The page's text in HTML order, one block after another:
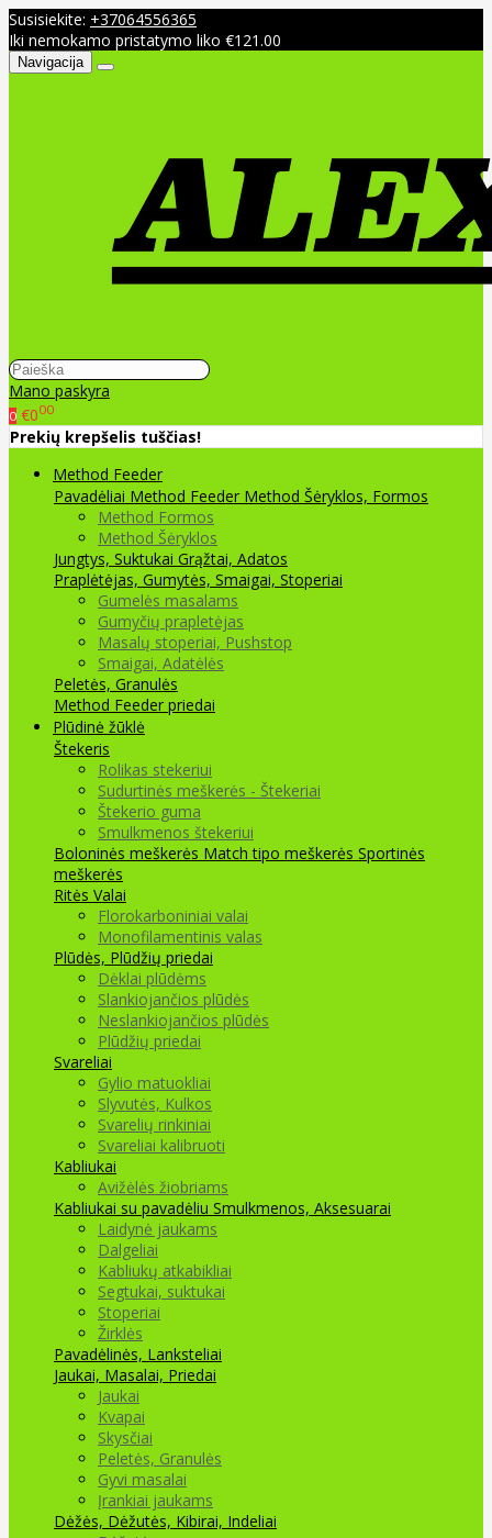
Susisiekite: +37064556365
Iki nemokamo pristatymo liko €121.00
Navigacija
Mano paskyra
0 €000
Prekių krepšelis tuščias!
Method Feeder
Pavadėliai Method Feeder Method Šėryklos, Formos
Method Formos
Method Šėryklos
Jungtys, Suktukai Grąžtai, Adatos
Praplėtėjas, Gumytės, Smaigai, Stoperiai
Gumelės masalams
Gumyčių prapletėjas
Masalų stoperiai, Pushstop
Smaigai, Adatėlės
Peletės, Granulės
Method Feeder priedai
Plūdinė žūklė
Štekeris
Rolikas stekeriui
Sudurtinės meškerės - Štekeriai
Štekerio guma
Smulkmenos štekeriui
Boloninės meškerės Match tipo meškerės Sportinės
meškerės
Ritės Valai
Florokarboniniai valai
Monofilamentinis valas
Plūdės, Plūdžių priedai
Dėklai plūdėms
Slankiojančios plūdės
Neslankiojančios plūdės
Plūdžių priedai
Svareliai
Gylio matuokliai
Slyvutės, Kulkos
Svarelių rinkiniai
Svareliai kalibruoti
Kabliukai
Avižėlės žiobriams
Kabliukai su pavadėliu Smulkmenos, Aksesuarai
Laidynė jaukams
Dalgeliai
Kabliukų atkabikliai
Segtukai, suktukai
Stoperiai
Žirklės
Pavadėlinės, Lanksteliai
Jaukai, Masalai, Priedai
Jaukai
Kvapai
Skysčiai
Peletės, Granulės
Gyvi masalai
Įrankiai jaukams
Dėžės, Dėžutės, Kibirai, Indeliai